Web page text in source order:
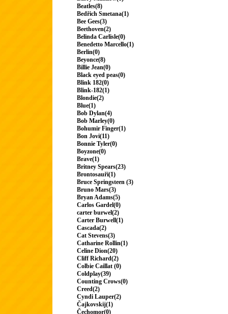
Beatles(8)
Bedřich Smetana(1)
Bee Gees(3)
Beethoven(2)
Belinda Carlisle(0)
Benedetto Marcello(1)
Berlin(0)
Beyonce(8)
Billie Jean(0)
Black eyed peas(0)
Blink 182(0)
Blink-182(1)
Blondie(2)
Blue(1)
Bob Dylan(4)
Bob Marley(0)
Bohumir Finger(1)
Bon Jovi(11)
Bonnie Tyler(0)
Boyzone(0)
Brave(1)
Britney Spears(23)
Brontosauři(1)
Bruce Springsteen (3)
Bruno Mars(3)
Bryan Adams(5)
Carlos Gardel(0)
carter burwel(2)
Carter Burwell(1)
Cascada(2)
Cat Stevens(3)
Catharine Rollin(1)
Celine Dion(20)
Cliff Richard(2)
Colbie Caillat (0)
Coldplay(39)
Counting Crows(0)
Creed(2)
Cyndi Lauper(2)
Čajkovskij(1)
Čechomor(0)